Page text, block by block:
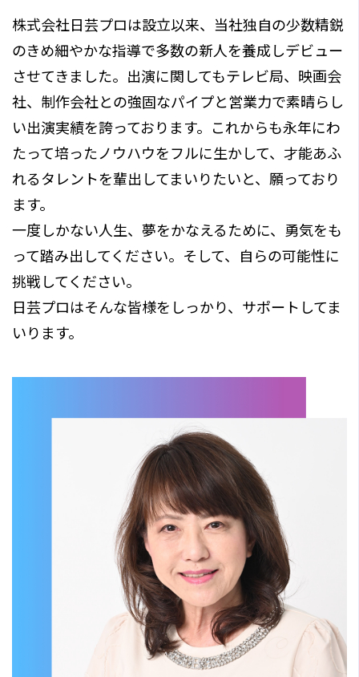
株式会社日芸プロは設立以来、当社独自の少数精鋭
のきめ細やかな指導で多数の新人を養成しデビュー
させてきました。出演に関してもテレビ局、映画会
社、制作会社との強固なパイプと営業力で素晴らし
い出演実績を誇っております。これからも永年にわ
たって培ったノウハウをフルに生かして、才能あふ
れるタレントを輩出してまいりたいと、願っており
ます。
一度しかない人生、夢をかなえるために、勇気をも
って踏み出してください。そして、自らの可能性に
挑戦してください。
日芸プロはそんな皆様をしっかり、サポートしてま
いります。